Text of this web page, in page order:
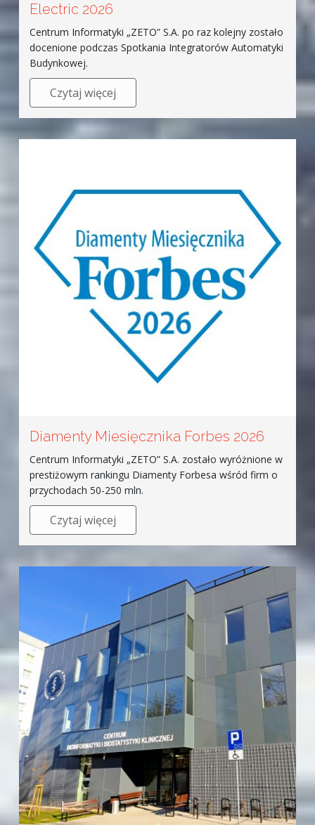
Electric 2026
Centrum Informatyki „ZETO” S.A. po raz kolejny zostało
docenione podczas Spotkania Integratorów Automatyki
Budynkowej.
Czytaj więcej
Diamenty Miesięcznika Forbes 2026
Centrum Informatyki „ZETO” S.A. zostało wyróżnione w
prestiżowym rankingu Diamenty Forbesa wśród firm o
przychodach 50-250 mln.
Czytaj więcej